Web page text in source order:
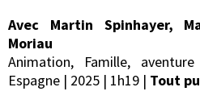
Avec Martin Spinhayer,
Moriau
Animation, Famille,
Espagne | 2025 | 1h19 | Tout